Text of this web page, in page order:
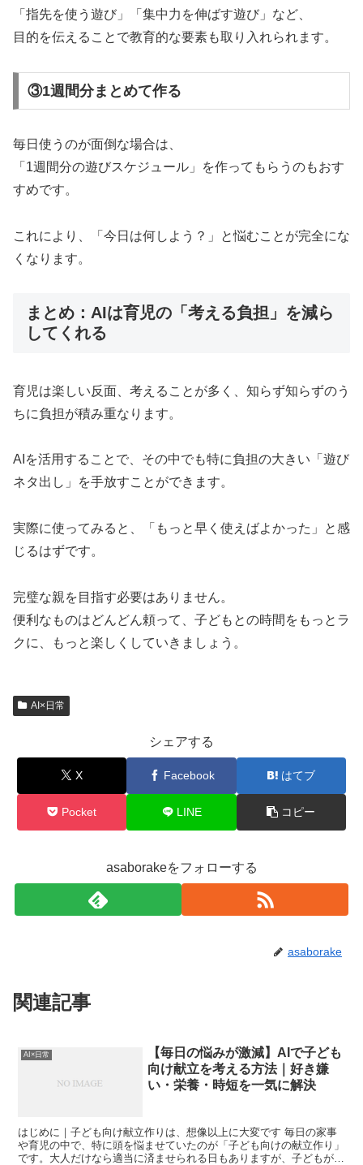
「指先を使う遊び」「集中力を伸ばす遊び」など、
目的を伝えることで教育的な要素も取り入れられます。
③1週間分まとめて作る
毎日使うのが面倒な場合は、
「1週間分の遊びスケジュール」を作ってもらうのもおす
すめです。
これにより、「今日は何しよう？」と悩むことが完全にな
くなります。
まとめ：AIは育児の「考える負担」を減ら
してくれる
育児は楽しい反面、考えることが多く、知らず知らずのう
ちに負担が積み重なります。
AIを活用することで、その中でも特に負担の大きい「遊び
ネタ出し」を手放すことができます。
実際に使ってみると、「もっと早く使えばよかった」と感
じるはずです。
完璧な親を目指す必要はありません。
便利なものはどんどん頼って、子どもとの時間をもっとラ
クに、もっと楽しくしていきましょう。
AI×日常
シェアする
X Facebook はてブ
Pocket LINE コピー
asaborakeをフォローする
asaborake
関連記事
AI×日常
【毎日の悩みが激減】AIで子ども
向け献立を考える方法｜好き嫌
い・栄養・時短を一気に解決
はじめに｜子ども向け献立作りは、想像以上に大変です 毎日の家事
や育児の中で、特に頭を悩ませていたのが「子ども向けの献立作り」
です。大人だけなら適当に済ませられる日もありますが、子どもがい